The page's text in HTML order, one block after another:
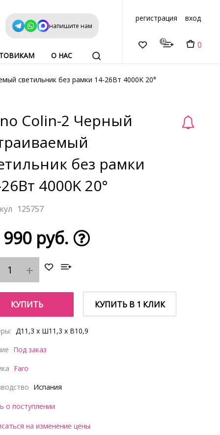
напишите нам
О НАС
регистрация вход
0 0
светильник без рамки 14-26Вт 4000K 20°
Colin-2 Черный
без рамки
4000K 20°
125757
990 руб.
КУПИТЬ КУПИТЬ В 1 КЛИК
Д11,3 x Ш11,3 x В10,9
Под заказ
Faro
Испания
о поступлении
на изменение цены